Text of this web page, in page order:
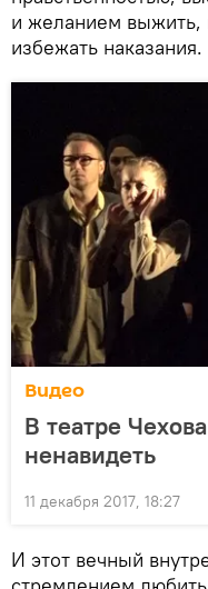
и желанием выжить,
избежать наказания.
Видео
В театре
ненавидеть
11 декабря 2017, 18:27
И этот вечный